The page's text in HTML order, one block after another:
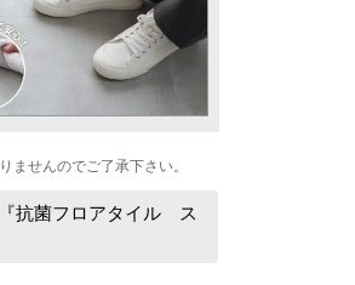
せんのでご了承下さい。
抗菌フロアタイル ス